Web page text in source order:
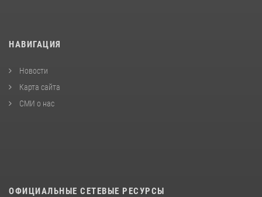
НАВИГАЦИЯ
Новости
Карта сайта
СМИ о нас
ОФИЦИАЛЬНЫЕ СЕТЕВЫЕ РЕСУРСЫ